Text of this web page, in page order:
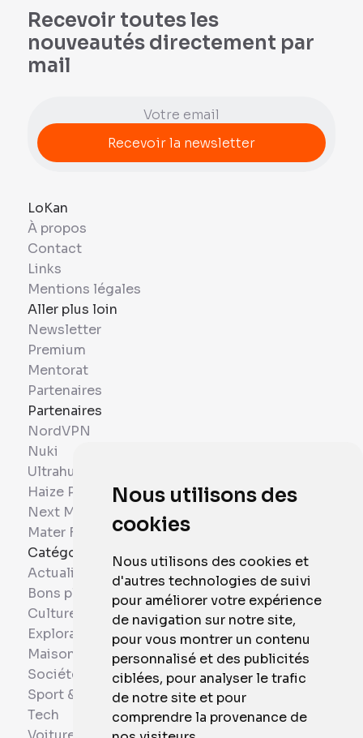
Nous utilisons des
cookies
Nous utilisons des cookies et
d'autres technologies de suivi
pour améliorer votre expérience
de navigation sur notre site,
pour vous montrer un contenu
personnalisé et des publicités
ciblées, pour analyser le trafic
de notre site et pour
comprendre la provenance de
Recevoir toutes les
nouveautés directement par
mail
LoKan
À propos
Contact
Links
Mentions légales
Aller plus loin
Newsletter
Premium
Mentorat
Partenaires
Partenaires
NordVPN
Nuki
Ultrahuman
Haize Project
Next Mobiles
Mater France
Catégories
Actualités
Bons plans
Culture
Exploration
Maison et Domotique
Société
Sport & Santé
Tech